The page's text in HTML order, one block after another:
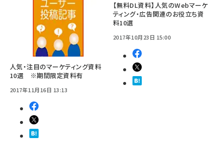
人気・注目のマーケティング資料
10選 ※期間限定資料有
2017年11月16日 13:13
【無料DL資料】人気のWebマーケ
ティング・広告関連のお役立ち資
料10選
2017年10月23日 15:00